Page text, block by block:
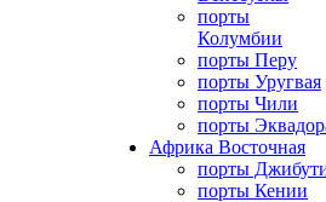
порты
Колумбии
порты Перу
порты Уругвая
порты Чили
порты
Африка Восточная
порты
порты Кении